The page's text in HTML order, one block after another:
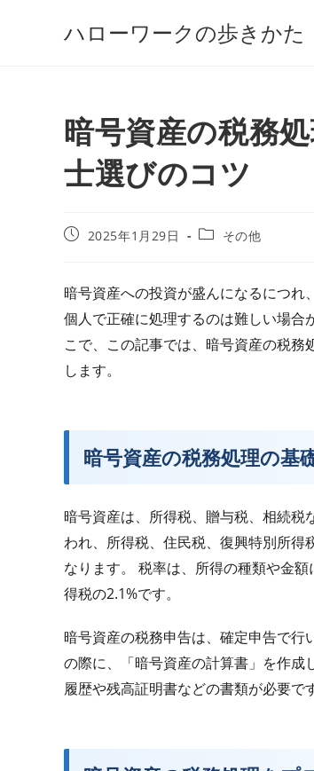
ハローワークの歩きかた
暗号資産の税務
士選びのコツ
投
開
日:
2025年1月29日
投
テ
ゴ
リ
ー:
その他
暗号資産への投資が盛んになるにつれ
個人で正確に処理するのは難しい場合
こで、この記事では、暗号資産の税
します。
暗号資産の税務処理の基
暗号資産は、所得税、贈与税、相続税
われ、所得税、住民税、復興特別所得
なります。 税率は、所得の種類や金
得税の2.1%です。
暗号資産の税務申告は、確定申告で行
の際に、「暗号資産の計算書」を作成
履歴や残高証明書などの書類が必要で